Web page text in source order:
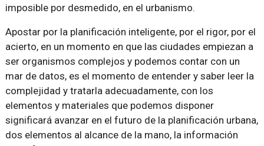
imposible por desmedido, en el urbanismo.
Apostar por la planificación inteligente, por el rigor, por el
acierto, en un momento en que las ciudades empiezan a
ser organismos complejos y podemos contar con un
mar de datos, es el momento de entender y saber leer la
complejidad y tratarla adecuadamente, con los
elementos y materiales que podemos disponer
significará avanzar en el futuro de la planificación urbana,
dos elementos al alcance de la mano, la información